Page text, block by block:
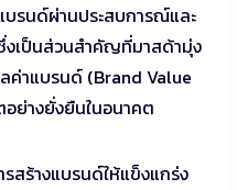
รนด์ผ่านประสบการณ์และ
เป็นส่วนสำคัญที่มาสด้ามุ่ง
ค่าแบรนด์ (Brand Value
อย่างยั่งยืนในอนาคต
สร้างแบรนด์ให้แข็งแกร่ง